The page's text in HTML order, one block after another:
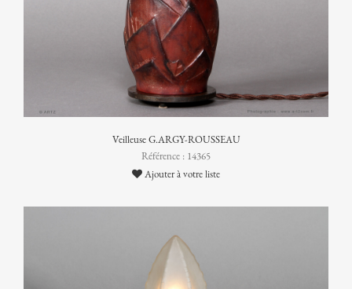
Veilleuse G.ARGY-ROUSSEAU
Référence : 14365
Ajouter à votre liste